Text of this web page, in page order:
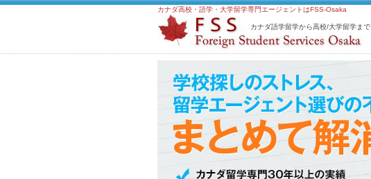
カナダ高校・語学・大学留学専門エージェントはFSS-Osaka
カナダ語学留学から高校/大学留学まで